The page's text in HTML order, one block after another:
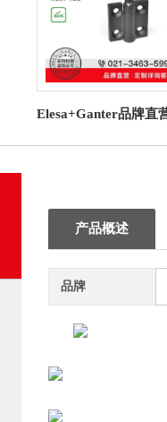
Elesa+Ganter品牌直
可锁定
产品概述
品牌